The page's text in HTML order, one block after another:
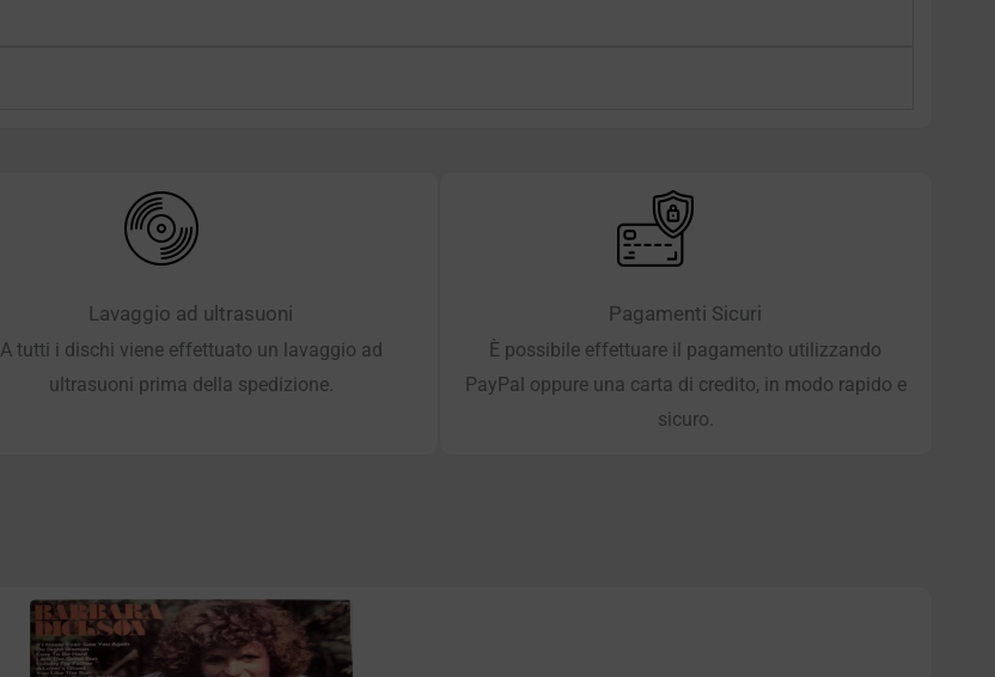
Lavaggio ad ultrasuoni
A tutti i dischi viene effettuato un lavaggio ad
ultrasuoni prima della spedizione.
Pagamenti Sicuri
È possibile effettuare il pagamento utilizzando
PayPal oppure una carta di credito, in modo rapido e
sicuro.